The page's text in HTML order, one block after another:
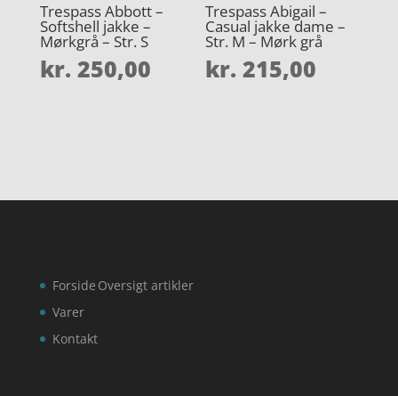
Trespass Abbott –
Softshell jakke –
Mørkgrå – Str. S
kr. 250,00
Trespass Abigail –
Casual jakke dame –
Str. M – Mørk grå
kr. 215,00
Forside
Varer
Kontakt
Oversigt artikler